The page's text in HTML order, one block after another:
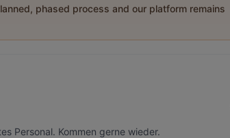
phased process and our platform remains
Personal. Kommen gerne wieder.